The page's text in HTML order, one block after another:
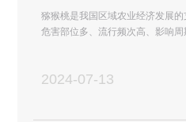
猕猴桃是我国区域农业经济发展
危害部位多、流行频次高、影响
2024-07-13